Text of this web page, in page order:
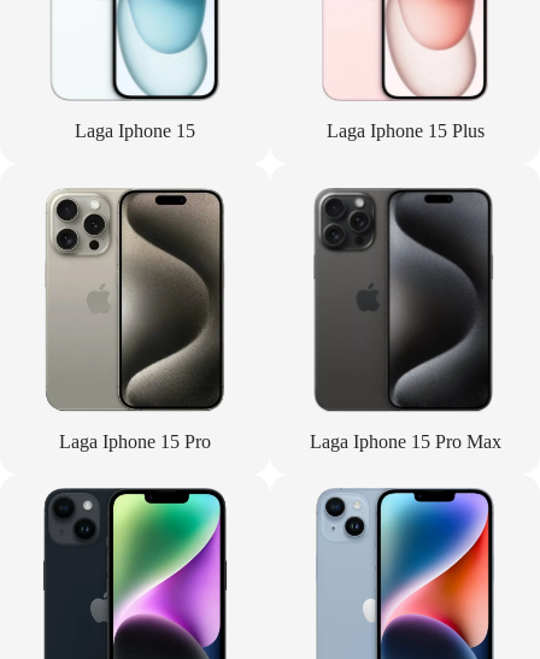
Laga Iphone 15 Laga Iphone 15 Plus
Laga Iphone 15 Pro Laga Iphone 15 Pro Max